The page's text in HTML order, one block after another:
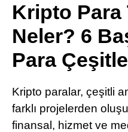
Kripto Para
Neler? 6
Para
Kripto paralar, çeşitli
farklı projelerden
finansal, hizmet ve